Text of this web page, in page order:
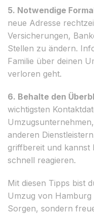
5. Notwendige
neue Adresse
Versicherungen,
Stellen zu ändern.
Familie über deinen
verloren geht.
6. Behalte den
wichtigsten
anderen
griffbereit und kannst
schnell reagieren.
Mit diesen Tipps bist
Umzug von
Sorgen, sondern